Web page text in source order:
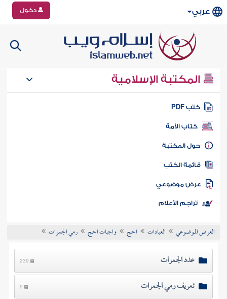
عربي دخول
المكتبة الإسلامية
كتب PDF
كتاب الأمة
المكتبة
الكتب
موضوعي
تراجم الأعلام
العرض الموضوعي العبادات الحج واجبات الحج رمي الجمرات
عدد الجمرات 239
تعريف رمي الجمرات 9